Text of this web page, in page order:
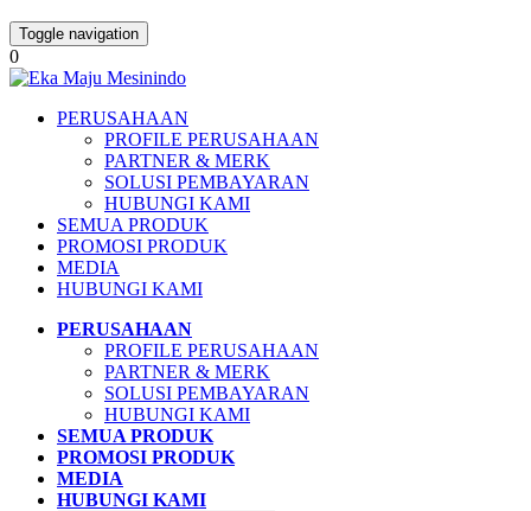
Toggle navigation
0
PERUSAHAAN
PROFILE PERUSAHAAN
PARTNER & MERK
SOLUSI PEMBAYARAN
HUBUNGI KAMI
SEMUA PRODUK
PROMOSI PRODUK
MEDIA
HUBUNGI KAMI
PERUSAHAAN
PROFILE PERUSAHAAN
PARTNER & MERK
SOLUSI PEMBAYARAN
HUBUNGI KAMI
SEMUA PRODUK
PROMOSI PRODUK
MEDIA
HUBUNGI KAMI